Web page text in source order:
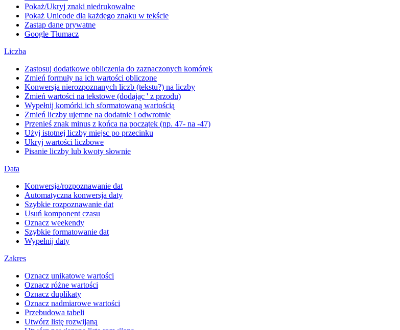
Pokaż/Ukryj znaki niedrukowalne
Pokaż Unicode dla każdego znaku w tekście
Zastąp dane prywatne
Google Tłumacz
Liczba
Zastosuj dodatkowe obliczenia do zaznaczonych komórek
Zmień formuły na ich wartości obliczone
Konwersja nierozpoznanych liczb (tekstu?) na liczby
Zmień wartości na tekstowe (dodając ' z przodu)
Wypełnij komórki ich sformatowaną wartością
Zmień liczby ujemne na dodatnie i odwrotnie
Przenieś znak minus z końca na początek (np. 47- na -47)
Użyj istotnej liczby miejsc po przecinku
Ukryj wartości liczbowe
Pisanie liczby lub kwoty słownie
Data
Konwersja/rozpoznawanie dat
Automatyczna konwersja daty
Szybkie rozpoznawanie dat
Usuń komponent czasu
Oznacz weekendy
Szybkie formatowanie dat
Wypełnij daty
Zakres
Oznacz unikatowe wartości
Oznacz różne wartości
Oznacz duplikaty
Oznacz nadmiarowe wartości
Przebudowa tabeli
Utwórz listę rozwijaną